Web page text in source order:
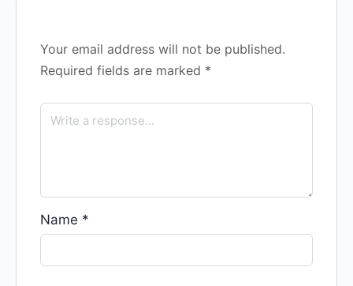
Your email address will not be published.
Required fields are marked *
Name *